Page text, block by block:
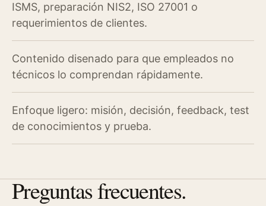
ISMS, preparación NIS2, ISO 27001 o
requerimientos de clientes.
Contenido disenado para que empleados no
técnicos lo comprendan rápidamente.
Enfoque ligero: misión, decisión, feedback, test
de conocimientos y prueba.
Preguntas frecuentes.